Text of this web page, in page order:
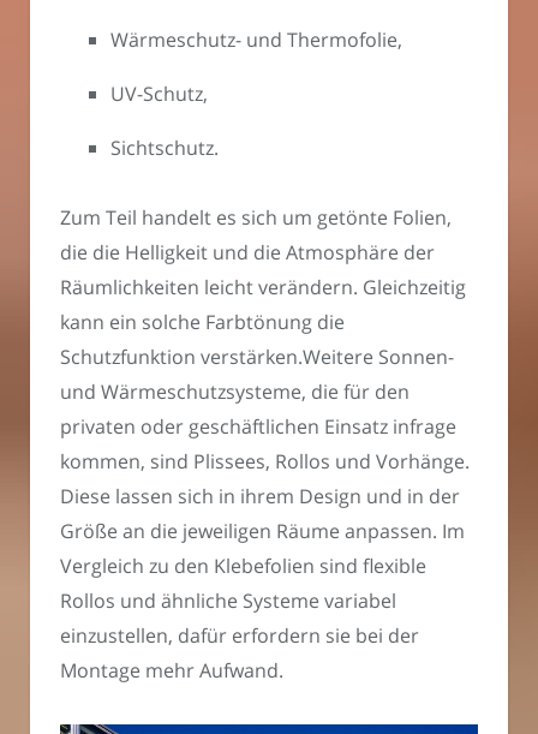
Wärmeschutz- und Thermofolie,
UV-Schutz,
Sichtschutz.
Zum Teil handelt es sich um getönte Folien,
die die Helligkeit und die Atmosphäre der
Räumlichkeiten leicht verändern. Gleichzeitig
kann ein solche Farbtönung die
Schutzfunktion verstärken.Weitere Sonnen-
und Wärmeschutzsysteme, die für den
privaten oder geschäftlichen Einsatz infrage
kommen, sind Plissees, Rollos und Vorhänge.
Diese lassen sich in ihrem Design und in der
Größe an die jeweiligen Räume anpassen. Im
Vergleich zu den Klebefolien sind flexible
Rollos und ähnliche Systeme variabel
einzustellen, dafür erfordern sie bei der
Montage mehr Aufwand.